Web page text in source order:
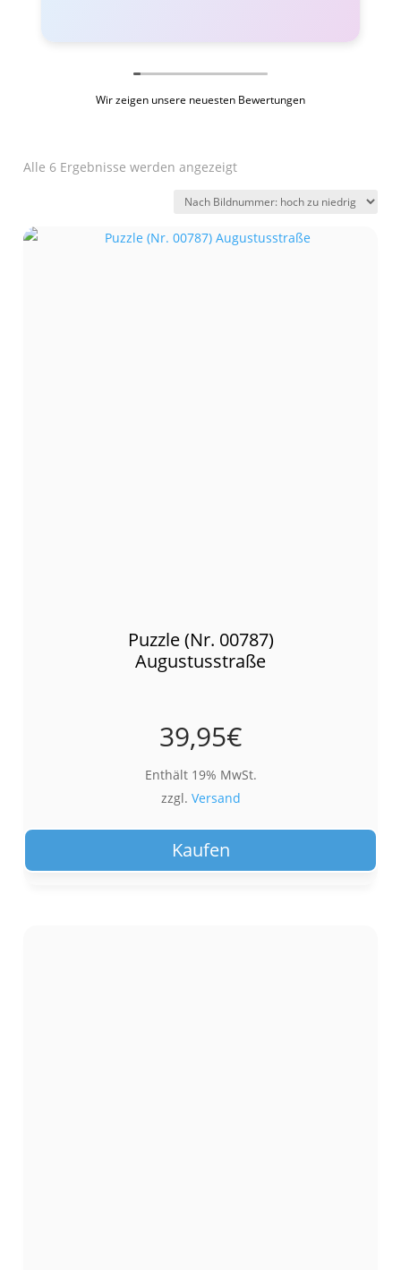
Wir zeigen unsere neuesten Bewertungen
Alle 6 Ergebnisse werden angezeigt
Puzzle (Nr. 00787)
Augustusstraße
39,95€
Enthält 19% MwSt.
zzgl. Versand
Kaufen